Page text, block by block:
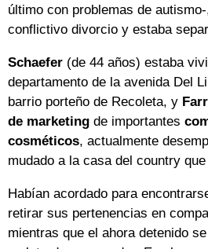
último con problemas de
conflictivo divorcio y estaba
Schaefer (de 44 años) estaba
departamento de la avenida Del
barrio porteño de Recoleta, y
de marketing de importantes
cosméticos, actualmente
mudado a la casa del country
Habían acordado para
retirar sus pertenencias en
mientras que el ahora detenido